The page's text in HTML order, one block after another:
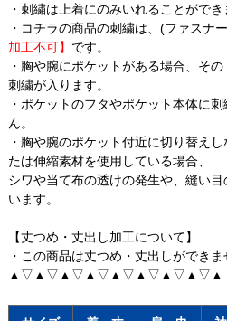
・刺繍は上着にのみいれることができ
・コチラの商品の刺繍は、(ファスナ
加工不可】 です。
・胸や腕にポケットがある場合、そ
刺繍が入ります。
・ポケットのフタやポケット本体に
ん。
・胸や腕のポケット付近に切り替え
たは伸縮素材を使用している場合、
シワや当て布の透けの発生や、縫い
います。
【丈つめ・丈出し加工について】
・この商品は丈つめ・丈出しができま
▲▽▲▽▲▽▲▽▲▽▲▽▲▽▲▽▲